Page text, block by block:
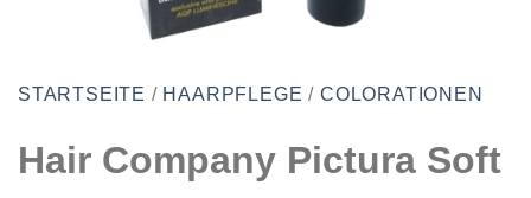
STARTSEITE / HAARPFLEGE / COLORATIONEN
Hair Company Pictura Soft